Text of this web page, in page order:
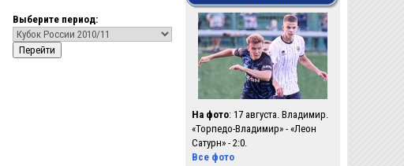
Выберите период:
На фото: 17 августа. Владимир.
«Торпедо-Владимир» - «Леон
Сатурн» - 2:0.
Все фото